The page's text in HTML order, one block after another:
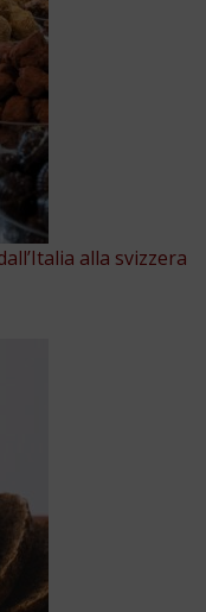
alla svizzera